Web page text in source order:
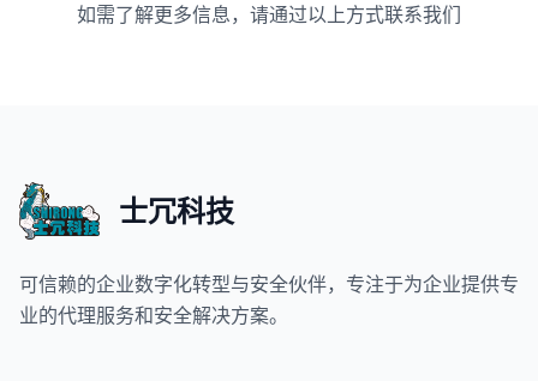
如需了解更多信息，请通过以上方式联系我们
士冗科技
可信赖的企业数字化转型与安全伙伴，专注于为企业提供专
业的代理服务和安全解决方案。